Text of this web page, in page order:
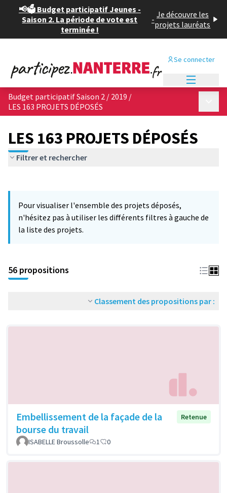
📢🗳️ Budget participatif Jeunes -
Saison 2. La période de vote est
terminée !
- Je découvre les
projets lauréats
Se connecter
Budget participatif Saison 2 / 2019 /
LES 163 PROJETS DÉPOSÉS
LES 163 PROJETS DÉPOSÉS
Filtrer et rechercher
−
Pour visualiser l'ensemble des projets déposés,
n'hésitez pas à utiliser les différents filtres à gauche de
la liste des projets.
56 propositions
Classement des propositions par :
Embellissement de la façade de la
bourse du travail
Retenue
ISABELLE Broussolle 1 0